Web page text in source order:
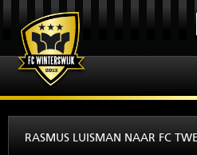
RASMUS LUISMAN NAAR FC